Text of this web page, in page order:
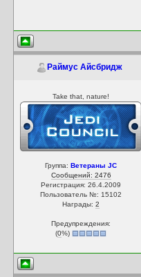
Раймус Айсбридж
Take that, nature!
Группа:Ветераны JC
Сообщений: 2476
Регистрация: 26.4.2009
Пользователь №: 15102
Награды:2
Предупреждения:
(0%)